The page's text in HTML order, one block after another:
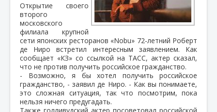
Открытие своего
второго
московского
филиала крупной
сети японских ресторанов «Nobu» 72-летний Роберт
де Ниро встретил интересным заявлением. Как
сообщает «КЗ» со ссылкой на ТАСС, актер сказал,
что не против получить российское гражданство.
- Возможно, я бы хотел получить российское
гражданство, - заявил де Ниро. - Как вы понимаете,
это сложная ситуация, так что посмотрим, пока
нельзя ничего предугадать.
Также голливудский актер посоветовал российской